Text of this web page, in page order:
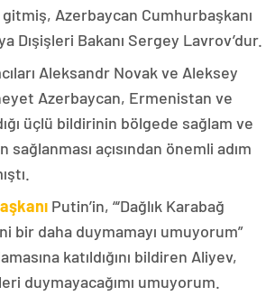
Azerbaycan Cumhurbaşkanı
Dışişleri Bakanı Sergey Lavrov’dur.
Aleksandr Novak ve Aleksey
Azerbaycan, Ermenistan ve
üçlü bildirinin bölgede sağlam ve
sağlanması açısından önemli adım
Putin’in, “‘Dağlık Karabağ
bir daha duymamayı umuyorum”
katıldığını bildiren Aliyev,
duymayacağımı umuyorum.